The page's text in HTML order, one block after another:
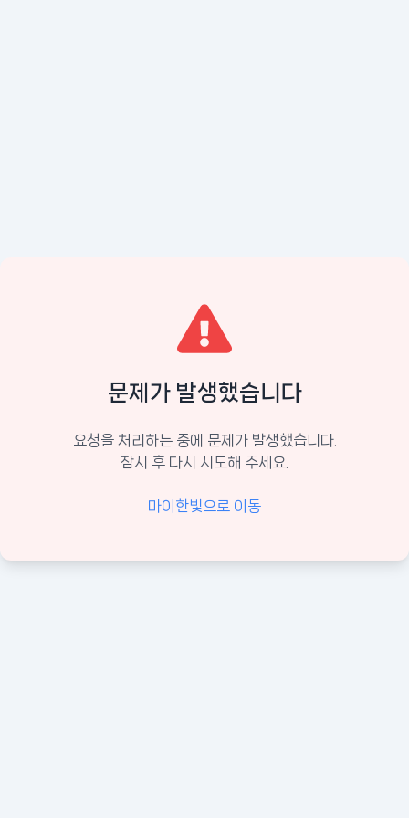
문제가 발생했습니다
요청을 처리하는 중에 문제가 발생했습니다.
잠시 후 다시 시도해 주세요.
마이한빛으로 이동